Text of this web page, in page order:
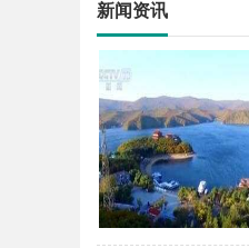
新闻资讯